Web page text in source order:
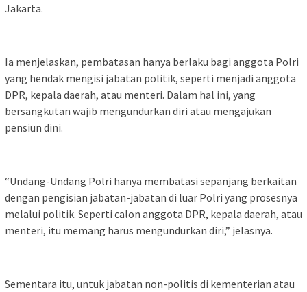
Jakarta.
Ia menjelaskan, pembatasan hanya berlaku bagi anggota Polri
yang hendak mengisi jabatan politik, seperti menjadi anggota
DPR, kepala daerah, atau menteri. Dalam hal ini, yang
bersangkutan wajib mengundurkan diri atau mengajukan
pensiun dini.
“Undang-Undang Polri hanya membatasi sepanjang berkaitan
dengan pengisian jabatan-jabatan di luar Polri yang prosesnya
melalui politik. Seperti calon anggota DPR, kepala daerah, atau
menteri, itu memang harus mengundurkan diri,” jelasnya.
Sementara itu, untuk jabatan non-politis di kementerian atau